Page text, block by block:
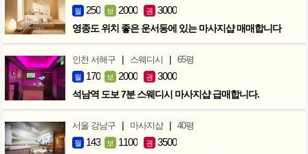
월 250 보 2000 권 3000
영종도 위치 좋은 운서동에 있는 마사지샵 매매합니다
인천 서해구 | 스웨디시 | 65평
월 170 보 2000 권 3000
석남역 도보 7분 스웨디시 마사지샵 급매합니다.
서울 강남구 | 마사지샵 | 40평
월 143 보 1100 권 3500